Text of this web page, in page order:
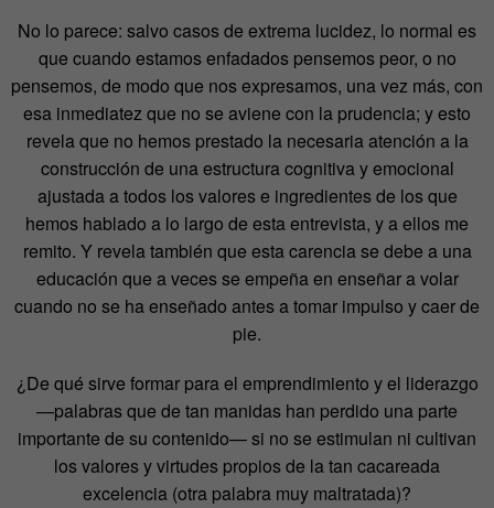
No lo parece: salvo casos de extrema lucidez, lo normal es
que cuando estamos enfadados pensemos peor, o no
pensemos, de modo que nos expresamos, una vez más, con
esa inmediatez que no se aviene con la prudencia; y esto
revela que no hemos prestado la necesaria atención a la
construcción de una estructura cognitiva y emocional
ajustada a todos los valores e ingredientes de los que
hemos hablado a lo largo de esta entrevista, y a ellos me
remito. Y revela también que esta carencia se debe a una
educación que a veces se empeña en enseñar a volar
cuando no se ha enseñado antes a tomar impulso y caer de
pie.
¿De qué sirve formar para el emprendimiento y el liderazgo
—palabras que de tan manidas han perdido una parte
importante de su contenido— si no se estimulan ni cultivan
los valores y virtudes propios de la tan cacareada
excelencia (otra palabra muy maltratada)?